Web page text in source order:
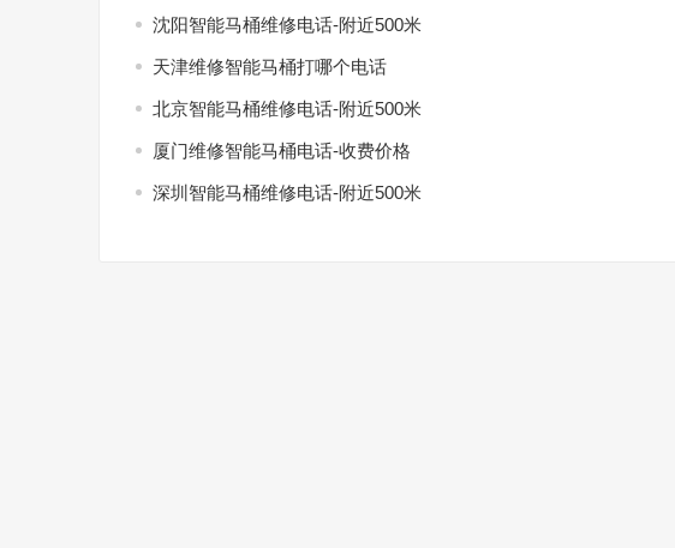
沈阳智能马桶维修电话-附近500米
天津维修智能马桶打哪个电话
北京智能马桶维修电话-附近500米
厦门维修智能马桶电话-收费价格
深圳智能马桶维修电话-附近500米